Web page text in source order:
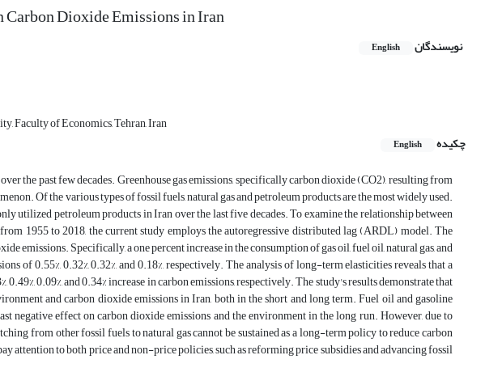
Dioxide Emissions in Iran
نویسندگان English
Faculty of Economics, Tehran, Iran
چکیده
English
the past few decades. Greenhouse gas emissions, specifically carbon dioxide (CO2), resulting from
Of the various types of fossil fuels, natural gas and petroleum products are the most widely used.
utilized petroleum products in Iran over the last five decades. To examine the relationship between
1955 to 2018, the current study employs the autoregressive distributed lag (ARDL) model. The
emissions. Specifically, a one percent increase in the consumption of gas oil, fuel oil, natural gas, and
of 0.55%, 0.32%, 0.32%, and 0.18%, respectively. The analysis of long-term elasticities reveals that a
0.09%, and 0.34% increase in carbon emissions, respectively. The study's results demonstrate that
and carbon dioxide emissions in Iran, both in the short and long term. Fuel oil and gasoline
negative effect on carbon dioxide emissions and the environment in the long run. However, due to
from other fossil fuels to natural gas cannot be sustained as a long-term policy to reduce carbon
attention to both price and non-price policies, such as reforming price subsidies and advancing fossil